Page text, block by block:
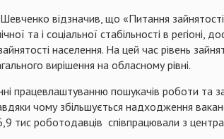
відзначив, що «Питання
та і соціальної стабільності в
населення. На цей час рівень
вирішення на обласному рівні.
працевлаштуванню пошукачів роботи та
чому збільшується надходження
тис роботодавців співпрацювали з